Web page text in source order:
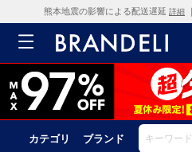
熊本地震の影響による配送遅延 詳細
カテゴリ ブランド